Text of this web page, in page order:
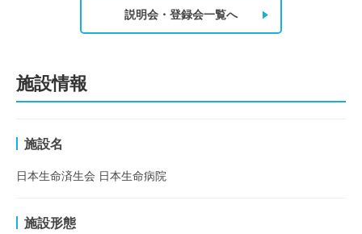
説明会・登録会一覧へ
施設情報
施設名
日本生命済生会 日本生命病院
施設形態